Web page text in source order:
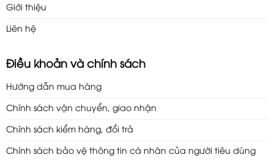
Giới thiệu
Liên hệ
Điều khoản và chính sách
Hướng dẫn mua hàng
Chính sách vận chuyển, giao nhận
Chính sách kiểm hàng, đổi trả
Chính sách bảo vệ thông tin cá nhân của người tiêu dùng